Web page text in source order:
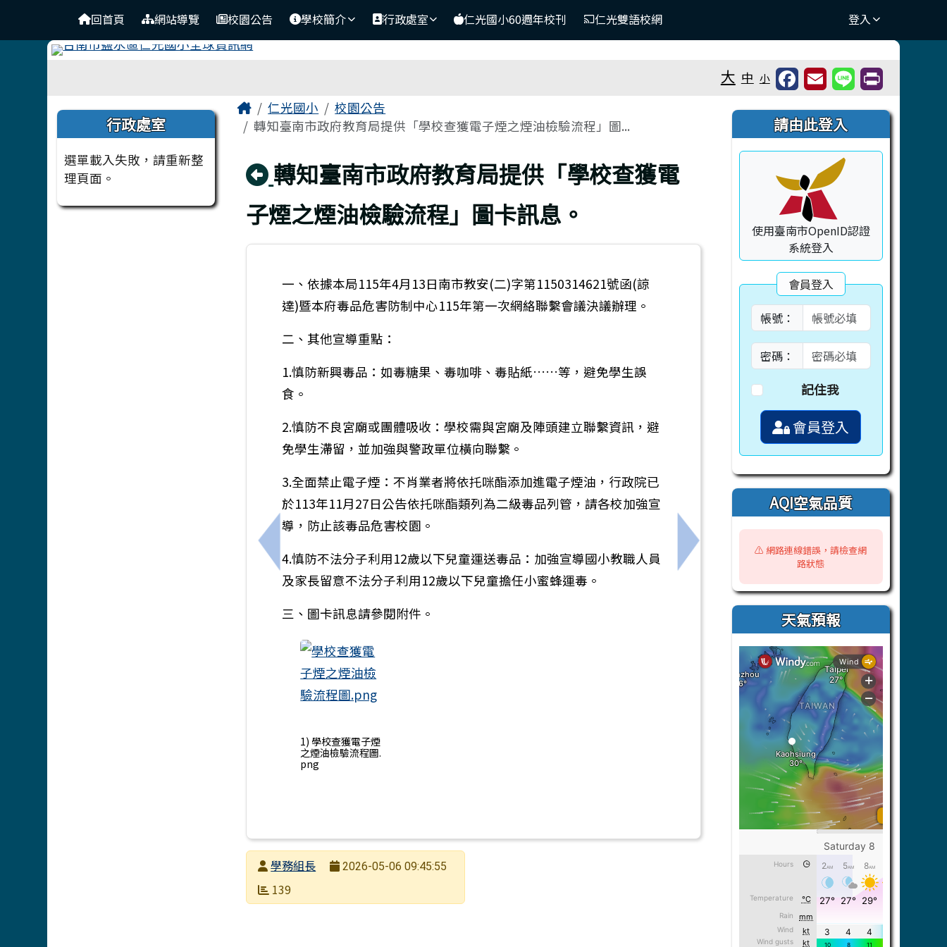
台南市仁光國小全球資訊網
回首頁 網站導覽 校園公告 學校簡介 行政處室 仁光國小60週年校刊 仁光雙語校網 登入
大 中 小
左邊區域內容
行政處室
選單載入失敗，請重新整
理頁面。
主內容區域
Home仁光國小
校園公告
轉知臺南市政府教育局提供「學校查獲電子煙之煙油檢驗流程」圖...
回上頁
轉知臺南市政府教育局提供「學校查獲電
子煙之煙油檢驗流程」圖卡訊息。
上一筆：公告臺南市仁光國小學生服裝儀容規定。
一、依據本局115年4月13日南市教安(二)字第1150314621號函(諒
達)暨本府毒品危害防制中心115年第一次網絡聯繫會議決議辦理。
二、其他宣導重點：
1.慎防新興毒品：如毒糖果、毒咖啡、毒貼紙……等，避免學生誤
食。
2.慎防不良宮廟或團體吸收：學校需與宮廟及陣頭建立聯繫資訊，避
免學生滯留，並加強與警政單位橫向聯繫。
3.全面禁止電子煙：不肖業者將依托咪酯添加進電子煙油，行政院已
於113年11月27日公告依托咪酯類列為二級毒品列管，請各校加強宣
導，防止該毒品危害校園。
4.慎防不法分子利用12歲以下兒童運送毒品：加強宣導國小教職人員
及家長留意不法分子利用12歲以下兒童擔任小蜜蜂運毒。
三、圖卡訊息請參閱附件。
1) 學校查獲電子煙
之煙油檢驗流程圖.
png
下一筆：敬請 貴校鼓勵學生參與「2026牛奶
發布者學務組長
發布日期
2026-05-06 09:45:55
瀏覽次數
139
右邊區域內容
請由此登入
使用臺南市OpenID認證
系統登入
會員登入
帳號：
密碼：
記住我
會員登入
AQI空氣品質
⚠️ 網路連線錯誤，請檢查網
路狀態
天氣預報
頁尾區域